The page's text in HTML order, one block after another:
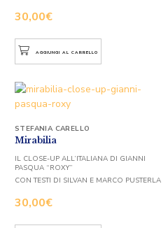
30,00€
AGGIUNGI AL CARRELLO
Mirabilia
30,00€
STEFANIA CARELLO
IL CLOSE-UP ALL’ITALIANA DI GIANNI
PASQUA “ROXY”
CON TESTI DI SILVAN E MARCO PUSTERLA